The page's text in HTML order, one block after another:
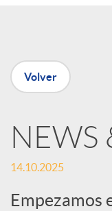
n
e
d
Volver
NEWS
14.10.2025
Empezamos